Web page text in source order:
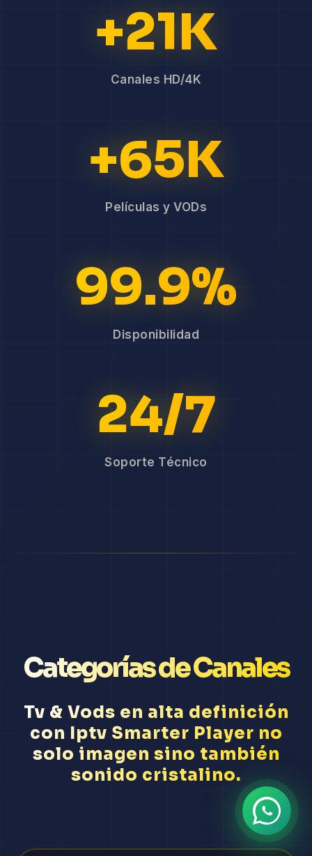
+21K
Canales HD/4K
+65K
Películas y VODs
99.9%
Disponibilidad
24/7
Soporte Técnico
Categorías de Canales
Tv & Vods en alta definición
con Iptv Smarter Player no
solo imagen sino también
sonido cristalino.